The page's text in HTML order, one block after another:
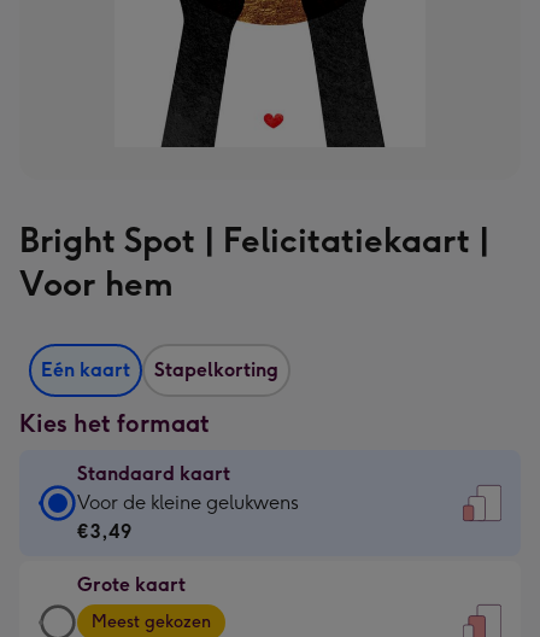
Bright Spot | Felicitatiekaart |
Voor hem
Eén kaart Stapelkorting
Kies het formaat
Standaard kaart
Standaard
kaart
€3,49
-
Voor de kleine gelukwens
€3,49
Grote kaart
Grote
Meest gekozen